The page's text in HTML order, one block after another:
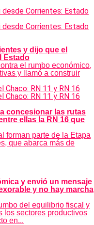
y dijo que el
Estado
el rumbo económico,
y llamó a construir
concesionar las rutas
ellas la RN 16 que
forman parte de la Etapa
que abarca más de
y envió un mensaje
y no hay marcha
del equilibrio fiscal y
los sectores productivos
en...